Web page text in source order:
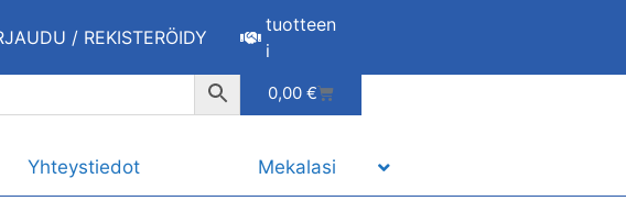
/ REKISTERÖIDY
tuotteen
i
0,00 €
Yhteystiedot Mekalasi